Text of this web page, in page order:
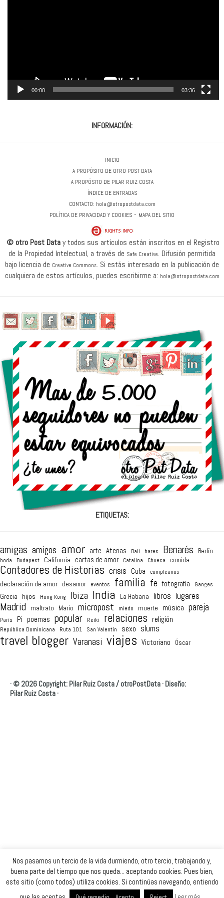
00:00 03:36
INFORMACIÓN:
INICIO
A PROPÓSITO DE OTRO POST DATA
A PROPÓSITO DE PILAR RUIZ COSTA
ÍNDICE DE ENTRADAS
CONTACTO: hola@otropostdata.com
POLÍTICA DE PRIVACIDAD Y COOKIES - MAPA DEL SITIO
© otro Post Datay todos sus artículos están inscritos en el Registro
de la Propiedad Intelectual, a través de Safe Creative. Difusión permitida
bajo licencia de Creative Commons. Si estás interesado en la publicación de
cualquiera de estos artículos, puedes escribirme a: hola@otropostdata.com
ETIQUETAS:
amigas amigos amor arte Atenas Bali bares Benarés Berlín
boda Budapest California cartas de amor Catalina Chueca comida
Contadores de Historias crisis Cuba cumpleaños
declaración de amor desamor eventos familia fe fotografía Ganges
Grecia hijos Hong Kong Ibiza India La Habana libros lugares
Madrid maltrato Mario micropost miedo muerte música pareja
París Pi poemas popular Reiki relaciones religión
República Dominicana Ruta 101 San Valentín sexo slums
travel blogger Varanasi viajes Victoriano Óscar
· © 2026 Copyright: Pilar Ruiz Costa / otroPostData · Diseño:
Pilar Ruiz Costa ·
Nos pasamos un tercio de la vida durmiendo, otro tercio, trabajando y,
buena parte del tiempo que nos queda... aceptando cookies. Pues bien,
este sitio (como todos) utiliza cookies. Si continúas navegando, entiendo